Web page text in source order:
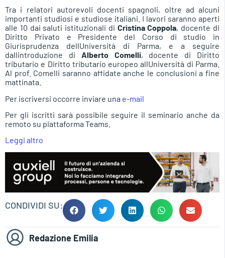
Tra i relatori autorevoli docenti spagnoli, oltre ad alcuni
importanti studiosi e studiose italiani. I lavori saranno aperti
alle 10 dai saluti istituzionali di Cristina Coppola, docente di
Diritto Privato e Presidente del Corso di studio in
Giurisprudenza dellUniversità di Parma, e a seguire
dallintroduzione di Alberto Comelli, docente di Diritto
tributario e Diritto tributario europeo allUniversità di Parma.
Al prof. Comelli saranno affidate anche le conclusioni a fine
mattinata.
Per iscriversi occorre inviare una e-mail
Per gli iscritti sarà possibile seguire il seminario anche da
remoto su piattaforma Teams.
Leggi altro
CONDIVIDI SU:
Redazione Emilia